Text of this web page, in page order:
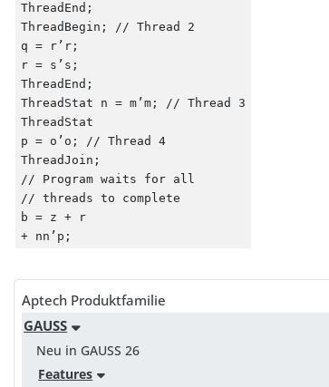
Aptech Produktfamilie
GAUSS
Neu in GAUSS 26
Features
ThreadEnd;
ThreadBegin; // Thread 2
q = r’r;
r = s’s;
ThreadEnd;
ThreadStat n = m’m; // Thread 3
ThreadStat
p = o’o; // Thread 4
ThreadJoin;
// Program waits for all
// threads to complete
b = z + r
+ nn’p;